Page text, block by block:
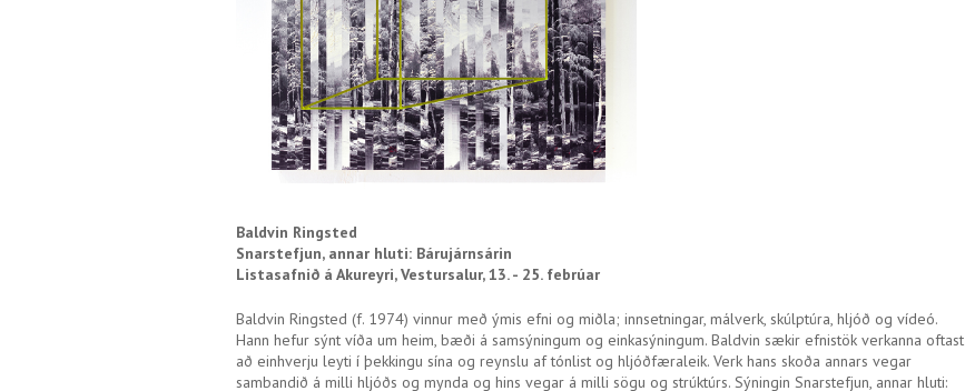
Baldvin Ringsted
Snarstefjun, annar hluti: Bárujárnsárin
Listasafnið á Akureyri, Vestursalur, 13. - 25. febrúar
Baldvin Ringsted (f. 1974) vinnur með ýmis efni og miðla; innsetningar, málverk, skúlptúra, hljóð og vídeó.
Hann hefur sýnt víða um heim, bæði á samsýningum og einkasýningum. Baldvin sækir efnistök verkanna oftast
að einhverju leyti í þekkingu sína og reynslu af tónlist og hljóðfæraleik. Verk hans skoða annars vegar
sambandið á milli hljóðs og mynda og hins vegar á milli sögu og strúktúrs. Sýningin Snarstefjun, annar hluti: